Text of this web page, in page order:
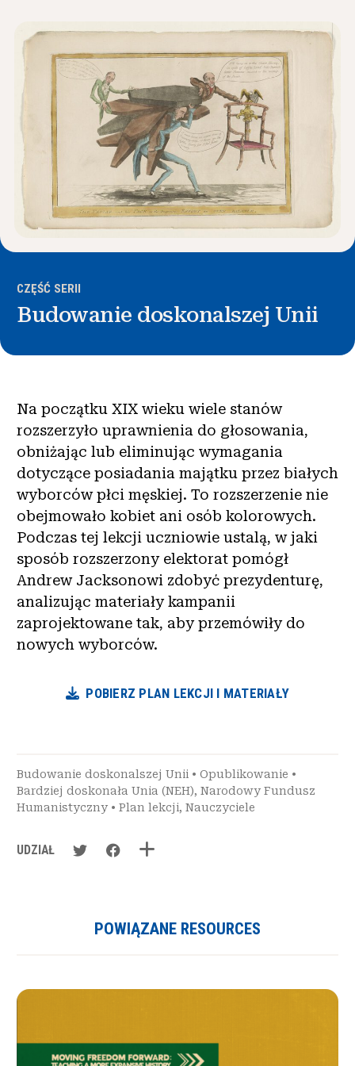
O NHD®
Zaangażować się
CZĘŚĆ SERII
Budowanie doskonalszej Unii
Na początku XIX wieku wiele stanów
rozszerzyło uprawnienia do głosowania,
obniżając lub eliminując wymagania
dotyczące posiadania majątku przez białych
wyborców płci męskiej. To rozszerzenie nie
obejmowało kobiet ani osób kolorowych.
Podczas tej lekcji uczniowie ustalą, w jaki
sposób rozszerzony elektorat pomógł
Andrew Jacksonowi zdobyć prezydenturę,
analizując materiały kampanii
zaprojektowane tak, aby przemówiły do
nowych wyborców.
POBIERZ PLAN LEKCJI I MATERIAŁY
Budowanie doskonalszej Unii • Opublikowanie •
Bardziej doskonała Unia (NEH), Narodowy Fundusz
Humanistyczny • Plan lekcji, Nauczyciele
UDZIAŁ
POWIĄZANE RESOURCES